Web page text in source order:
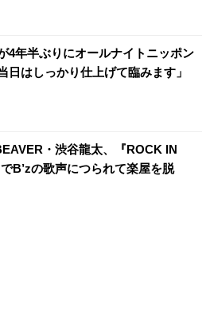
4年半ぶりにオールナイトニッポン
日はしっかり仕上げて臨みます」
・渋谷龍太、『ROCK IN
B’zの歌声につられて楽屋を脱